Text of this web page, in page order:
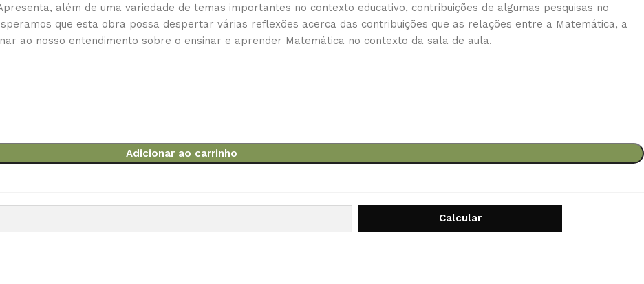
além de uma variedade de temas importantes no contexto educativo, contribuições de algumas pesquisas no
que esta obra possa despertar várias reflexões acerca das contribuições que as relações entre a Matemática, a
ao nosso entendimento sobre o ensinar e aprender Matemática no contexto da sala de aula.
Adicionar ao carrinho